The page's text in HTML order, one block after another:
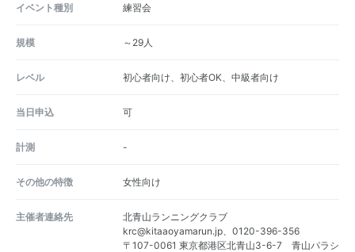
イベント種別 練習会
規模 ～29人
レベル 初心者向け、初心者OK、中級者向け
当日申込 可
計測 -
その他の特徴 女性向け
主催者連絡先
北青山ランニングクラブ
krc@kitaaoyamarun.jp、0120-396-356
〒107-0061 東京都港区北青山3-6-7 青山パラシ